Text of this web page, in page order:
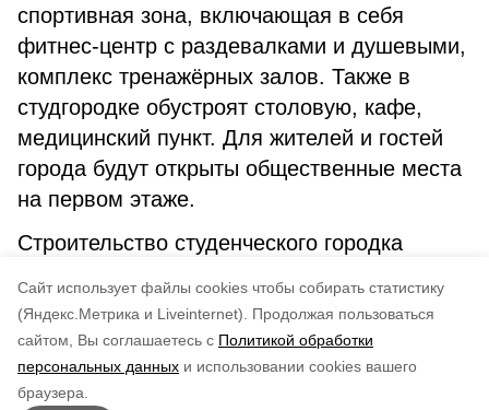
Cайт использует файлы cookies чтобы собирать статистику
(Яндекс.Метрика и Liveinternet).
Продолжая пользоваться
сайтом, Вы соглашаетесь с Политикой обработки
персональных данных и использовании cookies вашего
браузера.
спортивная зона, включающая в себя
фитнес-центр с раздевалками и душевыми,
комплекс тренажёрных залов. Также в
студгородке обустроят столовую, кафе,
медицинский пункт. Для жителей и гостей
города будут открыты общественные места
на первом этаже.
Строительство студенческого городка
образовательного комплекса – в 2026 году.
по оценке